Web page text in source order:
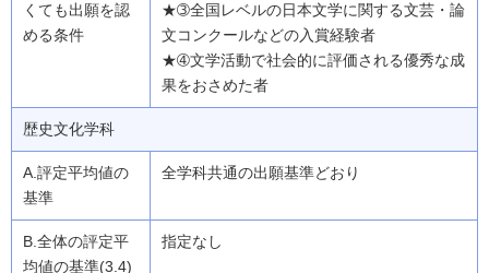
★➂全国レベルの日本文学に関する文芸・論
文コンクールなどの入賞経験者
★➃文学活動で社会的に評価される優秀な成
果をおさめた者
歴史文化学科
全学科共通の出願基準どおり
指定なし